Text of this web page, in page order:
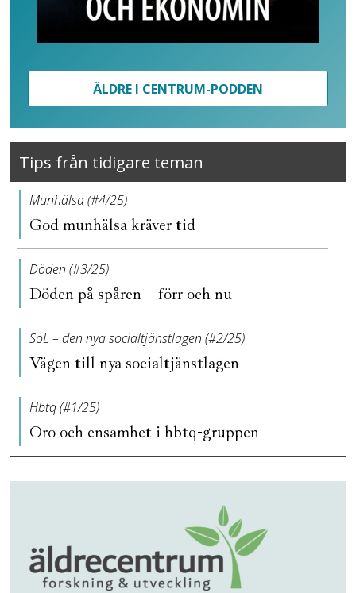
ÄLDRE I CENTRUM-PODDEN
Tips från tidigare teman
Munhälsa (#4/25)
God munhälsa kräver tid
Döden (#3/25)
Döden på spåren – förr och nu
SoL – den nya socialtjänstlagen (#2/25)
Vägen till nya socialtjänstlagen
Hbtq (#1/25)
Oro och ensamhet i hbtq-gruppen